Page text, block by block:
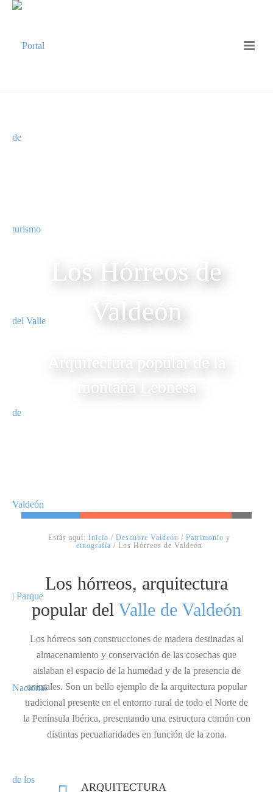
Los Hórreos de
Valdeón
montaña Leonesa
Estás aquí: Inicio / Descubre Valdeón / Patrimonio y
etnografía / Los Hórreos de Valdeón
Los hórreos, arquitectura
popular del Valle de Valdeón
Los hórreos son construcciones de madera destinadas al
almacenamiento y conservación de las cosechas que
aislaban el espacio de la humedad y de la presencia de
animales. Son un bello ejemplo de la arquitectura popular
tradicional presente en el entorno rural de todo el Norte de
la Península Ibérica, presentando una estructura común con
distintas pecualiaridades en función de la zona.
ARQUITECTURA